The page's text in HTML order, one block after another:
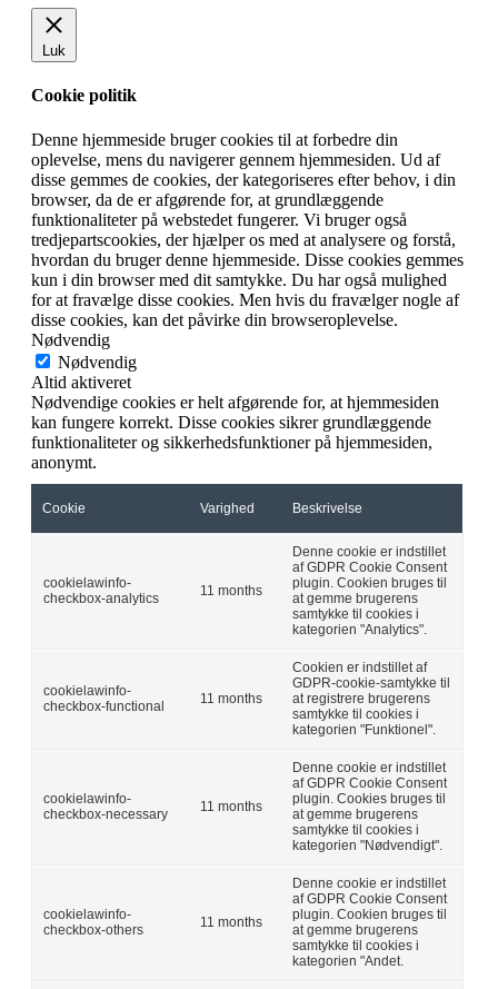
Luk
Cookie politik
Denne hjemmeside bruger cookies til at forbedre din
oplevelse, mens du navigerer gennem hjemmesiden. Ud af
disse gemmes de cookies, der kategoriseres efter behov, i din
browser, da de er afgørende for, at grundlæggende
funktionaliteter på webstedet fungerer. Vi bruger også
tredjepartscookies, der hjælper os med at analysere og forstå,
hvordan du bruger denne hjemmeside. Disse cookies gemmes
kun i din browser med dit samtykke. Du har også mulighed
for at fravælge disse cookies. Men hvis du fravælger nogle af
disse cookies, kan det påvirke din browseroplevelse.
Nødvendig
Nødvendig
Altid aktiveret
Nødvendige cookies er helt afgørende for, at hjemmesiden
kan fungere korrekt. Disse cookies sikrer grundlæggende
funktionaliteter og sikkerhedsfunktioner på hjemmesiden,
anonymt.
Cookie Varighed Beskrivelse
cookielawinfo-
checkbox-analytics
11 months
Denne cookie er indstillet
af GDPR Cookie Consent
plugin. Cookien bruges til
at gemme brugerens
samtykke til cookies i
kategorien "Analytics".
cookielawinfo-
checkbox-functional
11 months
Cookien er indstillet af
GDPR-cookie-samtykke til
at registrere brugerens
samtykke til cookies i
kategorien "Funktionel".
cookielawinfo-
checkbox-necessary
11 months
Denne cookie er indstillet
af GDPR Cookie Consent
plugin. Cookies bruges til
at gemme brugerens
samtykke til cookies i
kategorien "Nødvendigt".
cookielawinfo-
checkbox-others
11 months
Denne cookie er indstillet
af GDPR Cookie Consent
plugin. Cookien bruges til
at gemme brugerens
samtykke til cookies i
kategorien "Andet.